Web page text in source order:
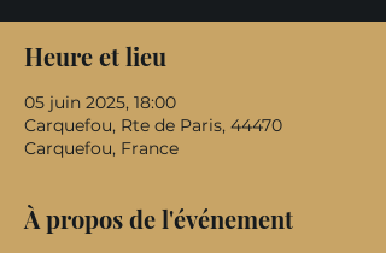
Heure et lieu
05 juin 2025, 18:00
Carquefou, Rte de Paris, 44470
Carquefou, France
À propos de l'événement